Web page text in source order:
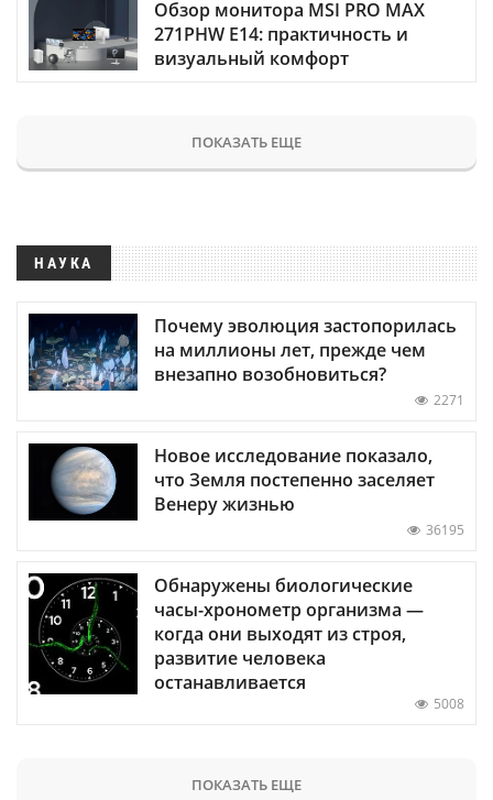
Обзор монитора MSI PRO MAX
271PHW E14: практичность и
визуальный комфорт
ПОКАЗАТЬ ЕЩЕ
НАУКА
Почему эволюция застопорилась
на миллионы лет, прежде чем
внезапно возобновиться?
2271
Новое исследование показало,
что Земля постепенно заселяет
Венеру жизнью
36195
Обнаружены биологические
часы-хронометр организма —
когда они выходят из строя,
развитие человека
останавливается
5008
ПОКАЗАТЬ ЕЩЕ